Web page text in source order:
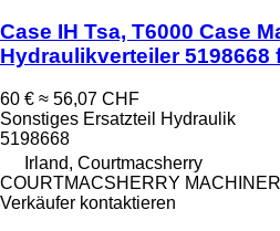
Case IH Tsa, T6000 Case
Hydraulikverteiler 5198668
60 € ≈ 56,07 CHF
Sonstiges Ersatzteil Hydraulik
5198668
Irland, Courtmacsherry
COURTMACSHERRY
Verkäufer kontaktieren